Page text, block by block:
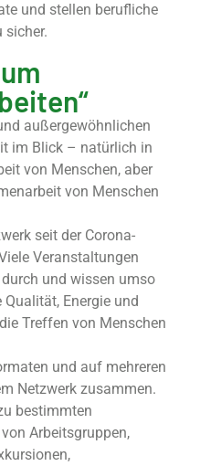
und stellen berufliche
sicher.
außergewöhnlichen
im Blick – natürlich in
von Menschen, aber
von Menschen
seit der Corona-
Veranstaltungen
und wissen umso
Energie und
Treffen von Menschen
und auf mehreren
Netzwerk zusammen.
bestimmten
Arbeitsgruppen,